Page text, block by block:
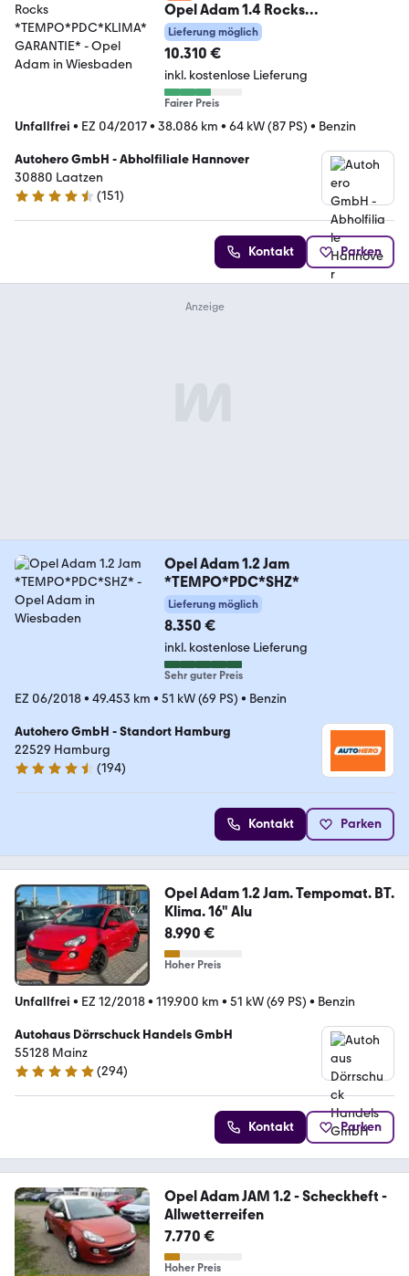
Opel Adam 1.4 Rocks
*TEMPO*PDC*KLIMA*GARANTIE*
Lieferung möglich
10.310 €
inkl. kostenlose Lieferung
Fairer Preis
Unfallfrei • EZ 04/2017• 38.086 km • 64 kW (87 PS) • Benzin
Autohero GmbH - Abholfiliale Hannover
30880 Laatzen
4.7 Sterne
(151)
Kontakt Parken
Opel Adam 1.2 Jam
*TEMPO*PDC*SHZ*
Lieferung möglich
8.350 €
inkl. kostenlose Lieferung
Sehr guter Preis
EZ 06/2018• 49.453 km • 51 kW (69 PS) • Benzin
Autohero GmbH - Standort Hamburg
22529 Hamburg
4.6 Sterne
(194)
Kontakt Parken
Opel Adam 1.2 Jam. Tempomat. BT.
Klima. 16" Alu
8.990 €
Hoher Preis
Unfallfrei • EZ 12/2018• 119.900 km • 51 kW (69 PS) • Benzin
Autohaus Dörrschuck Handels GmbH
55128 Mainz
4.8 Sterne
(294)
Kontakt Parken
Opel Adam JAM 1.2 - Scheckheft -
Allwetterreifen
7.770 €
Hoher Preis